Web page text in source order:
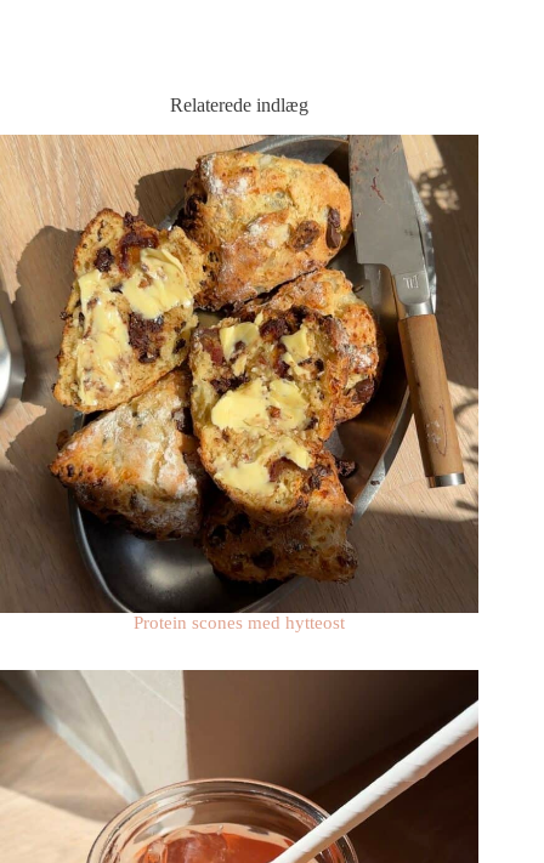
Relaterede indlæg
Protein scones med hytteost